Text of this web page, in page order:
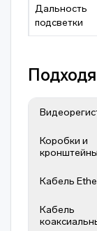
Дальность
подсветки
Коробки и
кронштейны
Кабель
Кабель